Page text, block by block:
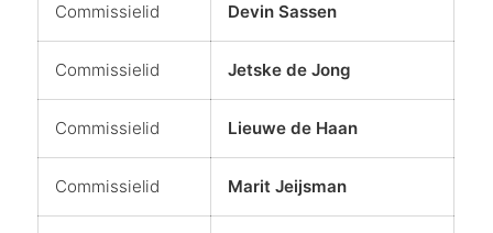
Commissielid Devin Sassen
Commissielid Jetske de Jong
Commissielid Lieuwe de Haan
Commissielid Marit Jeijsman